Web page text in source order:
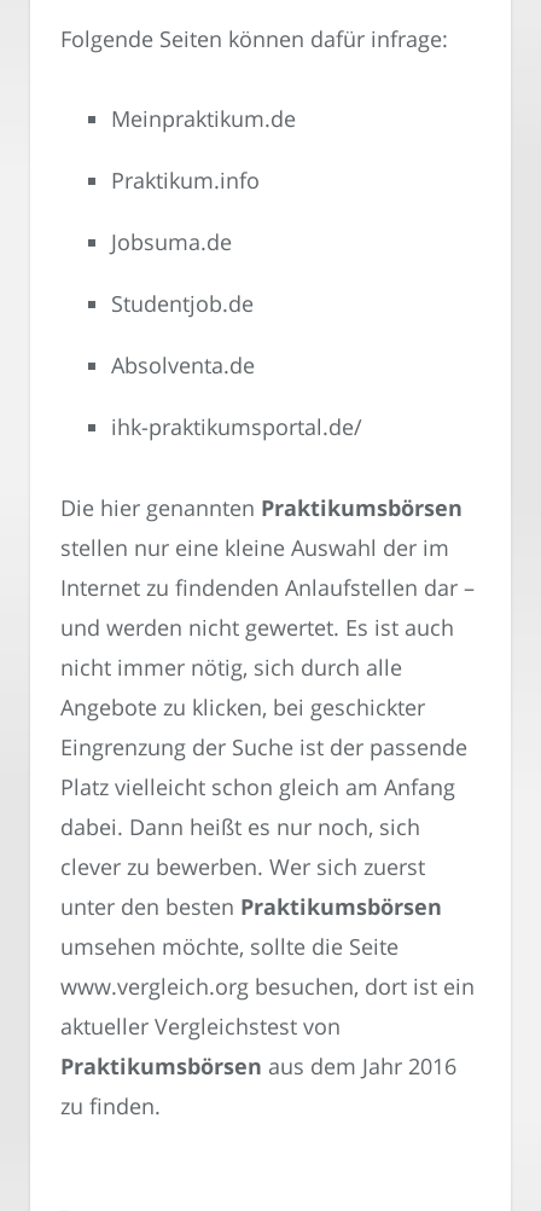
Folgende Seiten können dafür infrage:
Meinpraktikum.de
Praktikum.info
Jobsuma.de
Studentjob.de
Absolventa.de
ihk-praktikumsportal.de/
Die hier genannten Praktikumsbörsen
stellen nur eine kleine Auswahl der im
Internet zu findenden Anlaufstellen dar –
und werden nicht gewertet. Es ist auch
nicht immer nötig, sich durch alle
Angebote zu klicken, bei geschickter
Eingrenzung der Suche ist der passende
Platz vielleicht schon gleich am Anfang
dabei. Dann heißt es nur noch, sich
clever zu bewerben. Wer sich zuerst
unter den besten Praktikumsbörsen
umsehen möchte, sollte die Seite
www.vergleich.org besuchen, dort ist ein
aktueller Vergleichstest von
Praktikumsbörsen aus dem Jahr 2016
zu finden.